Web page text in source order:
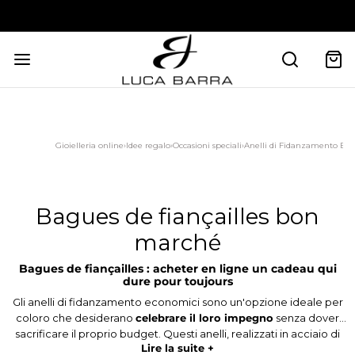
Gioielleria online›Idee regalo›Occasioni speciali›Anelli di Fidanzamento
Bagues de fiançailles bon
marché
Bagues de fiançailles : acheter en ligne un cadeau qui
dure pour toujours
Gli anelli di fidanzamento economici sono un'opzione ideale per
coloro che desiderano celebrare il loro impegno senza dover
sacrificare il proprio budget. Questi anelli, realizzati in acciaio di
alta qualità e design accattivanti, offrono un'alternativa
Lire la suite +